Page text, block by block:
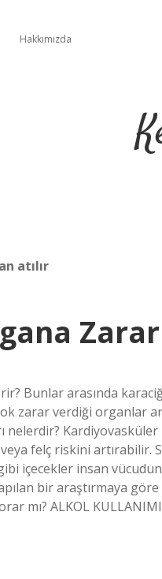
Hakkımızda
atılır
Bunlar arasında
zarar verdiği organlar
Kardiyovasküler
felç riskini artırabilir.
içecekler insan
bir araştırmaya
mı? ALKOL